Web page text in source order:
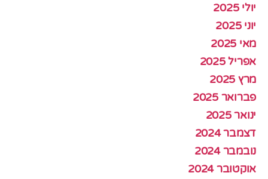
יולי 2025
יוני 2025
מאי 2025
אפריל 2025
מרץ 2025
פברואר 2025
ינואר 2025
דצמבר 2024
נובמבר 2024
אוקטובר 2024